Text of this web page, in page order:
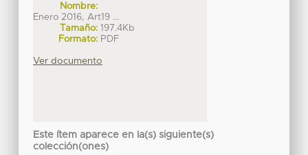
Nombre:
Enero 2016, Art19 ...
Tamaño: 197.4Kb
Formato: PDF
Ver documento
Este ítem aparece en la(s) siguiente(s)
colección(ones)